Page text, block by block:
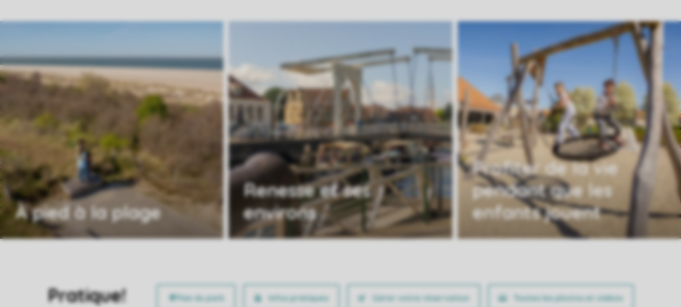
À pied à la plage
Renesse et ses
environs
Profiter de la vie
pendant que les
enfants jouent
Pratique! Infos pratiques Gérer votre réservation Toutes les photos et vidéos